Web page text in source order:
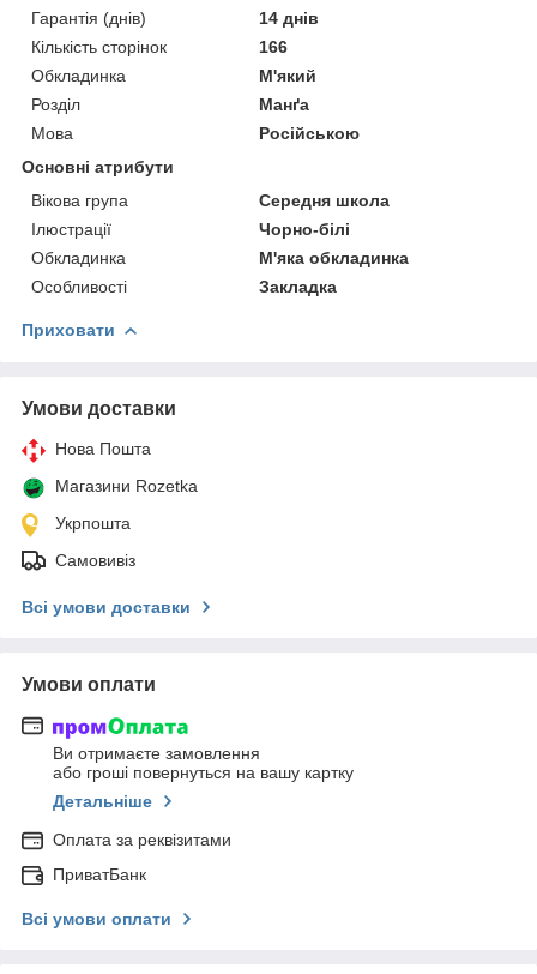
Гарантія (днів)
14 днів
Кількість сторінок
166
Обкладинка
М'який
Розділ
Манґа
Мова
Російською
Основні атрибути
Вікова група
Середня школа
Ілюстрації
Чорно-білі
Обкладинка
М'яка обкладинка
Особливості
Закладка
Приховати
Умови доставки
Нова Пошта
Магазини Rozetka
Укрпошта
Самовивіз
Всі умови доставки
Умови оплати
Ви отримаєте замовлення
або гроші повернуться на вашу картку
Детальніше
Оплата за реквізитами
ПриватБанк
Всі умови оплати